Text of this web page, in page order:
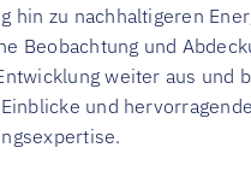
hin zu nachhaltigeren
Beobachtung und
weiter aus und
und